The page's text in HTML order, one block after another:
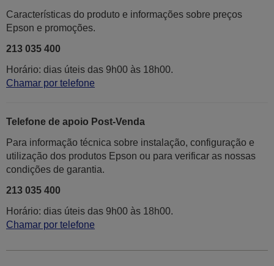
Características do produto e informações sobre preços
Epson e promoções.
213 035 400
Horário: dias úteis das 9h00 às 18h00.
Chamar por telefone
Telefone de apoio Post-Venda
Para informação técnica sobre instalação, configuração e
utilização dos produtos Epson ou para verificar as nossas
condições de garantia.
213 035 400
Horário: dias úteis das 9h00 às 18h00.
Chamar por telefone